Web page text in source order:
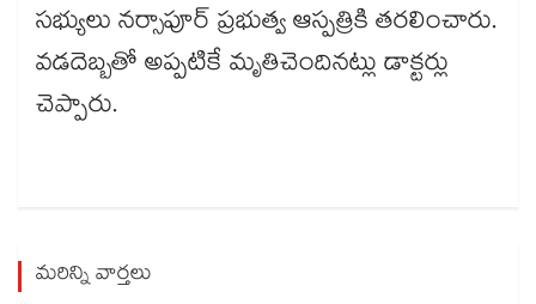
సభ్యులు నర్సాపూర్ ప్రభుత్వ ఆస్పత్రికి తరలించారు.
వడదెబ్బతో అప్పటికే మృతిచెందినట్లు డాక్టర్లు
చెప్పారు.
మరిన్ని వార్తలు